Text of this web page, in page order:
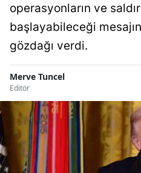
operasyonların ve
başlayabileceği
gözdağı verdi.
Merve Tuncel
Editör